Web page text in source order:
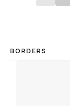
BORDERS